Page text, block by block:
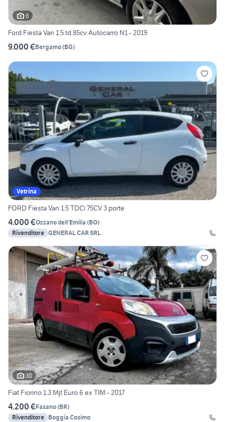
6
Ford Fiesta Van 1.5 td 85cv Autocarro N1 - 2019
9.000 €Bergamo(BG)
Vetrina
FORD Fiesta Van 1.5 TDCi 75CV 3 porte
4.000 €Ozzano dell'Emilia (BO)
Rivenditore GENERAL CAR SRL
30
Fiat Fiorino 1.3 Mjt Euro 6 ex TIM - 2017
4.200 €Fasano(BR)
Rivenditore Boggia Cosimo